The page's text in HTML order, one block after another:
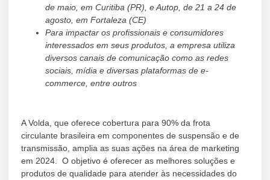
de maio, em Curitiba (PR), e Autop, de 21 a 24 de
agosto, em Fortaleza (CE)
Para impactar os profissionais e consumidores
interessados em seus produtos, a empresa utiliza
diversos canais de comunicação como as redes
sociais, mídia e diversas plataformas de e-
commerce, entre outros
A Volda, que oferece cobertura para 90% da frota
circulante brasileira em componentes de suspensão e de
transmissão, amplia as suas ações na área de marketing
em 2024. O objetivo é oferecer as melhores soluções e
produtos de qualidade para atender às necessidades do